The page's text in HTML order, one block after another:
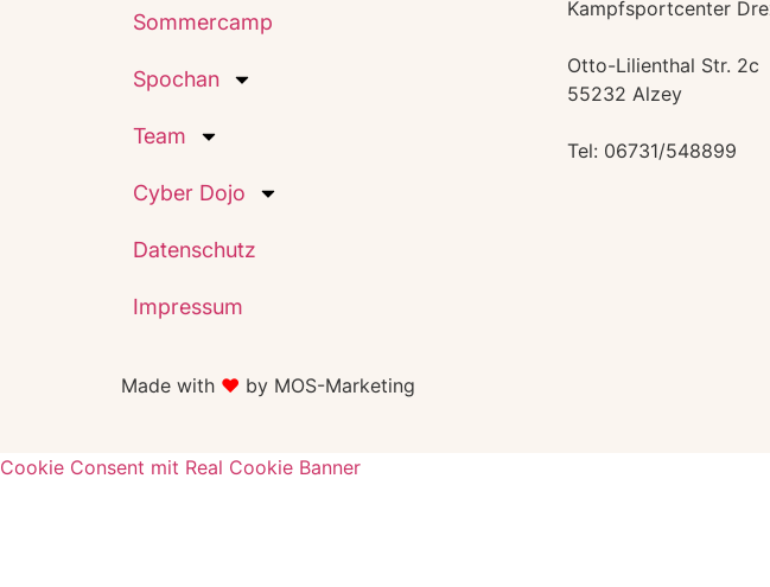
Sommercamp
Spochan
Team
Cyber Dojo
Datenschutz
Impressum
Kampfsportcenter
Otto-Lilienthal Str. 2c
55232 Alzey
Tel: 06731/548899
Made with ♥️ by MOS-Marketing
Cookie Consent mit Real Cookie Banner